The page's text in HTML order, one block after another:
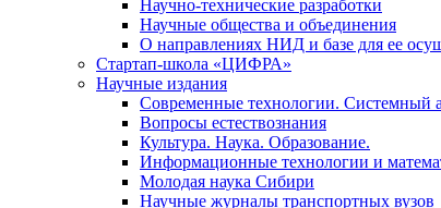
Научно-технические разработки
Научные общества и объединения
О направлениях НИД и базе для ее
Стартап-школа «ЦИФРА»
Научные издания
Современные технологии. Системный
Вопросы естествознания
Культура. Наука. Образование.
Информационные технологии и
Молодая наука Сибири
Научные журналы транспортных вузов